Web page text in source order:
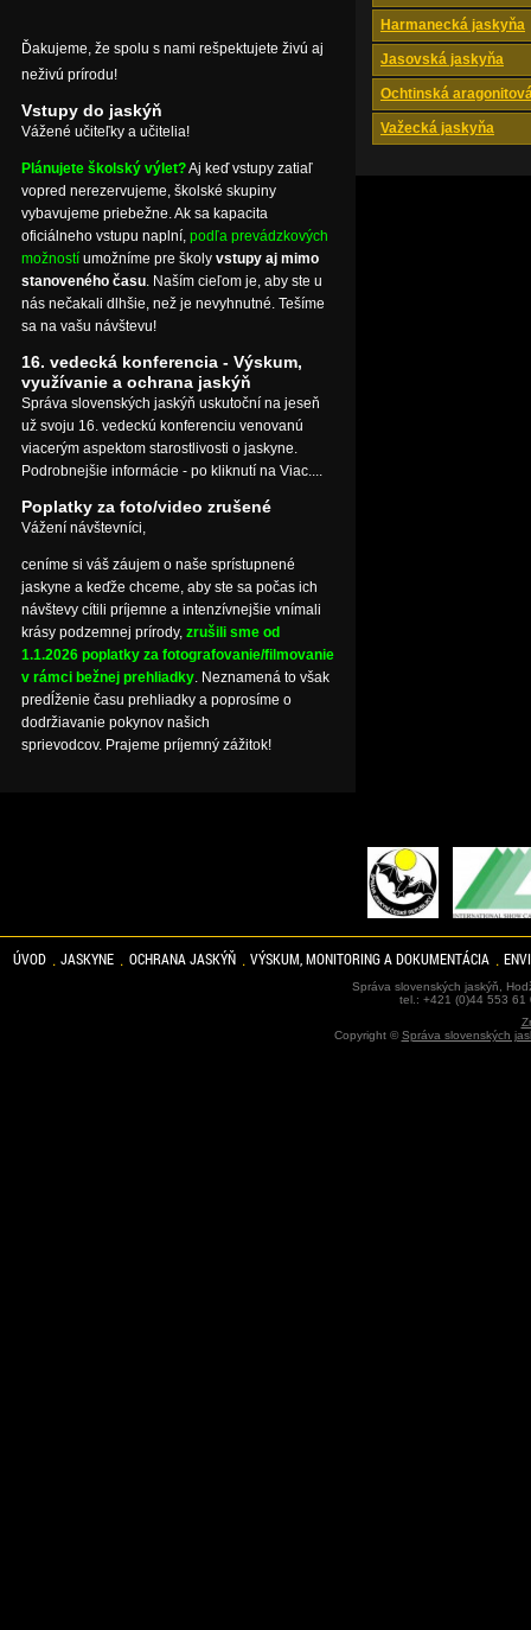
Harmanecká jaskyňa
Jasovská jaskyňa
Ochtinská
Važecká jaskyňa
Ďakujeme, že spolu s nami rešpektujete živú aj
neživú prírodu!
Vstupy do jaskýň
Vážené učiteľky a učitelia!
Plánujete školský výlet?Aj keď vstupy zatiaľ
vopred nerezervujeme, školské skupiny
vybavujeme priebežne. Ak sa kapacita
oficiálneho vstupu naplní, podľa prevádzkových
možností umožníme pre školy vstupy aj mimo
stanoveného času. Naším cieľom je, aby ste u
nás nečakali dlhšie, než je nevyhnutné. Tešíme
sa na vašu návštevu!
16. vedecká konferencia - Výskum,
využívanie a ochrana jaskýň
Správa slovenských jaskýň uskutoční na jeseň
už svoju 16. vedeckú konferenciu venovanú
viacerým aspektom starostlivosti o jaskyne.
Podrobnejšie informácie - po kliknutí na Viac....
Poplatky za foto/video zrušené
Vážení návštevníci,
ceníme si váš záujem o naše sprístupnené
jaskyne a keďže chceme, aby ste sa počas ich
návštevy cítili príjemne a intenzívnejšie vnímali
krásy podzemnej prírody, zrušili sme od
1.1.2026 poplatky za fotografovanie/filmovanie
v rámci bežnej prehliadky. Neznamená to však
predĺženie času prehliadky a poprosíme o
dodržiavanie pokynov našich
sprievodcov. Prajeme príjemný zážitok!
ÚVOD JASKYNE OCHRANA JASKÝŇ VÝSKUM, MONITORING A DOKUMENTÁCIA
Správa slovenských jaskýň,
tel.: +421 (0)44 553
Copyright ©Správa slovenských